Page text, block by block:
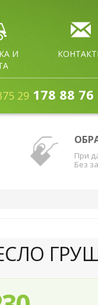
И
29178 88 76
При
Без